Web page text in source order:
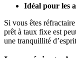
Idéal pour les
Si vous êtes
prêt à taux fixe est
une tranquillité